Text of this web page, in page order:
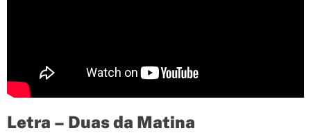
Letra – Duas da Matina